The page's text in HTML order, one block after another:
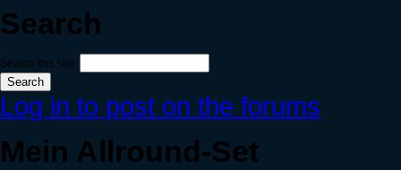
Search
Search this site:
Log in to post on the forums
Mein Allround-Set